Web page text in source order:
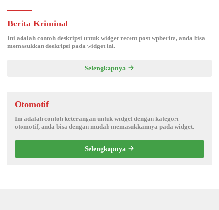
Berita Kriminal
Ini adalah contoh deskripsi untuk widget recent post wpberita, anda bisa
memasukkan deskripsi pada widget ini.
Selengkapnya
Otomotif
Ini adalah contoh keterangan untuk widget dengan kategori
otomotif, anda bisa dengan mudah memasukkannya pada widget.
Selengkapnya